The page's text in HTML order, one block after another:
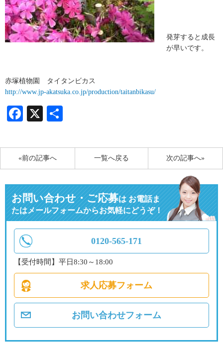
発芽すると成長
が早いです。
赤塚植物園 タイタンビカス
http://www.jp-akatsuka.co.jp/production/taitanbikasu/
Facebook
X
«前の記事へ 次の記事へ»
一覧へ戻る
お問い合わせ・ご応募はお電話ま
たはメールフォームからお気軽にどうぞ！
0120-565-171
【受付時間】平日8:30～18:00
求人応募フォーム
お問い合わせフォーム